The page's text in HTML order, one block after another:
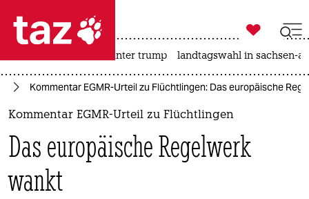
 taz zahl ich
taz zahl ich
politik
öko

taz zahl ich
usa unter trump landtagswahl in sachsen-
Kommentar EGMR-Urteil zu Flüchtlingen: Das europäische
Kommentar EGMR-Urteil zu Flüchtlingen
Das europäische Regelwerk
wankt